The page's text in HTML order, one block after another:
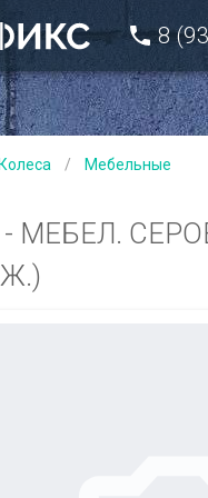
8
Колеса / Мебельные
- МЕБЕЛ.